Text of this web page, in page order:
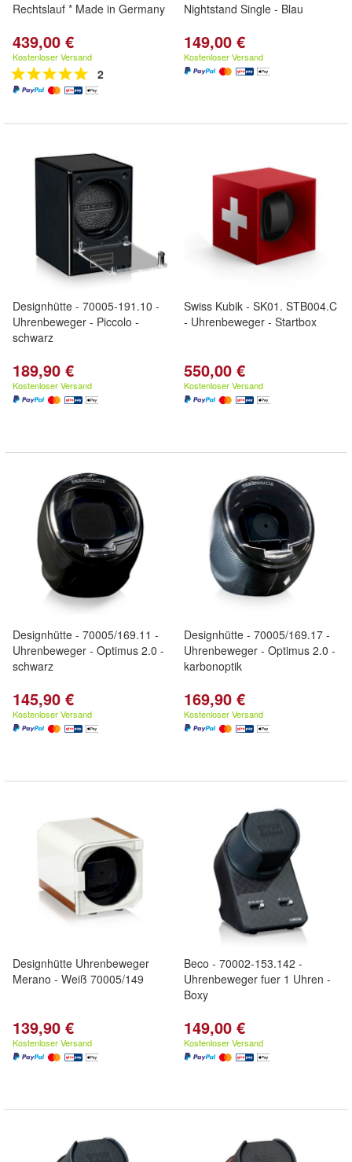
Rechtslauf * Made in Germany
439,00 €
Kostenloser Versand
2
Nightstand Single - Blau
149,00 €
Kostenloser Versand
Designhütte - 70005-191.10 -
Uhrenbeweger - Piccolo -
schwarz
189,90 €
Kostenloser Versand
Swiss Kubik - SK01. STB004.C
- Uhrenbeweger - Startbox
550,00 €
Kostenloser Versand
Designhütte - 70005/169.11 -
Uhrenbeweger - Optimus 2.0 -
schwarz
145,90 €
Kostenloser Versand
Designhütte - 70005/169.17 -
Uhrenbeweger - Optimus 2.0 -
karbonoptik
169,90 €
Kostenloser Versand
Designhütte Uhrenbeweger
Merano - Weiß 70005/149
139,90 €
Kostenloser Versand
Beco - 70002-153.142 -
Uhrenbeweger fuer 1 Uhren -
Boxy
149,00 €
Kostenloser Versand